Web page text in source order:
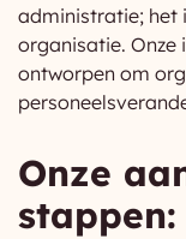
administratie; het
organisatie. Onze
ontworpen om
Onze
stappen: